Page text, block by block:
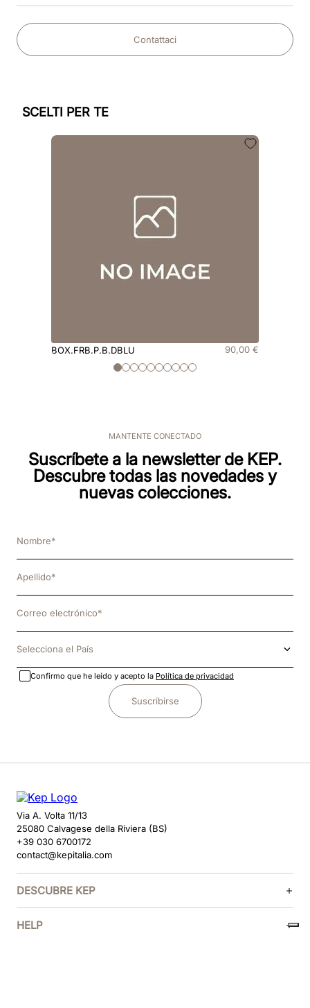
Contattaci
SCELTI PER TE
BOX.FRB.P.B.DBLU 90,00 €
MANTENTE CONECTADO
Suscríbete a la newsletter de KEP.
Descubre todas las novedades y
nuevas colecciones.
Selecciona el País
Confirmo que he leído y acepto la Política de privacidad
Suscribirse
Via A. Volta 11/13
25080 Calvagese della Riviera (BS)
+39 030 6700172
contact@kepitalia.com
DESCUBRE KEP
HELP